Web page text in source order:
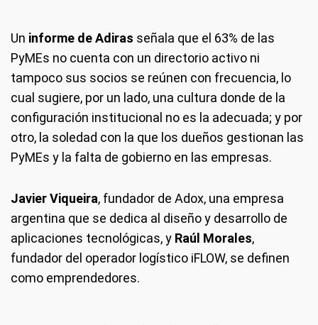
Un informe de Adiras señala que el 63% de las
PyMEs no cuenta con un directorio activo ni
tampoco sus socios se reúnen con frecuencia, lo
cual sugiere, por un lado, una cultura donde de la
configuración institucional no es la adecuada; y por
otro, la soledad con la que los dueños gestionan las
PyMEs y la falta de gobierno en las empresas.
Javier Viqueira, fundador de Adox, una empresa
argentina que se dedica al diseño y desarrollo de
aplicaciones tecnológicas, y Raúl Morales,
fundador del operador logístico iFLOW, se definen
como emprendedores.